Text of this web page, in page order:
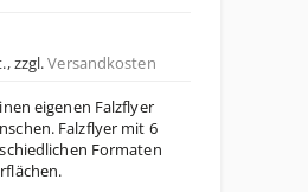
,zzgl.Versandkosten
eigenen Falzflyer
Falzflyer mit 6
Formaten